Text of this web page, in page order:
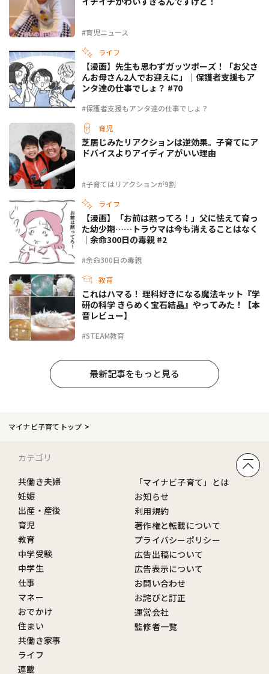
#育児ニュース
ライフ
#保護者支援もアンタ達の仕事でしょ？
【漫画】先生も思わずガッツポーズ！「お父さ
んお母さん2人でお迎えに」｜保護者支援もア
ンタ達の仕事でしょ？ #70
育児
#子育てはリアクションが9割
芝居じみたリアクションは逆効果。子育てにア
ドバイスよりアイディアがいい理由
ライフ
#余命300日の毒親
【漫画】「お前は黙ってろ！」父に怯えて育っ
た幼少期……トラウマは今も消えることはなく
｜余命300日の毒親 #2
教育
#STEAM教育
これはハマる！ 理科好きになる魔法キット『学
研の科学 きらめく宝石結晶』やってみた！【本
音レビュー】
最新記事をもっと見る
マイナビ子育てトップ
カテゴリ
共働き夫婦
妊娠
出産・産後
育児
教育
中学受験
中学生
仕事
マネー
おでかけ
住まい
共働き家事
ライフ
連載
「マイナビ子育て」とは
お知らせ
利用規約
著作権と転載について
プライバシーポリシー
広告出稿について
広告表示について
お問い合わせ
お詫びと訂正
運営会社
監修者一覧